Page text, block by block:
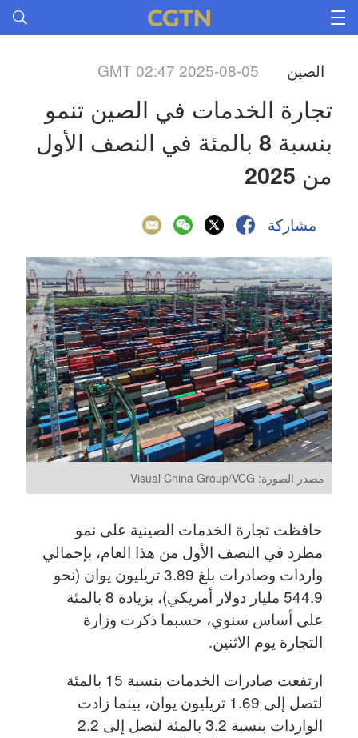
الصين GMT 02:47 2025-08-05
من 2025
مشاركة
مصدر الصورة: Visual China Group/VCG
حافظت تجارة الخدمات الصينية على نمو
مطرد في النصف الأول من هذا العام، بإجمالي
واردات وصادرات بلغ 3.89 تريليون يوان (نحو
544.9 مليار دولار أمريكي)، بزيادة 8 بالمئة
على أساس سنوي، حسبما ذكرت وزارة
التجارة يوم الاثنين.
ارتفعت صادرات الخدمات بنسبة 15 بالمئة
لتصل إلى 1.69 تريليون يوان، بينما زادت
الواردات بنسبة 3.2 بالمئة لتصل إلى 2.2